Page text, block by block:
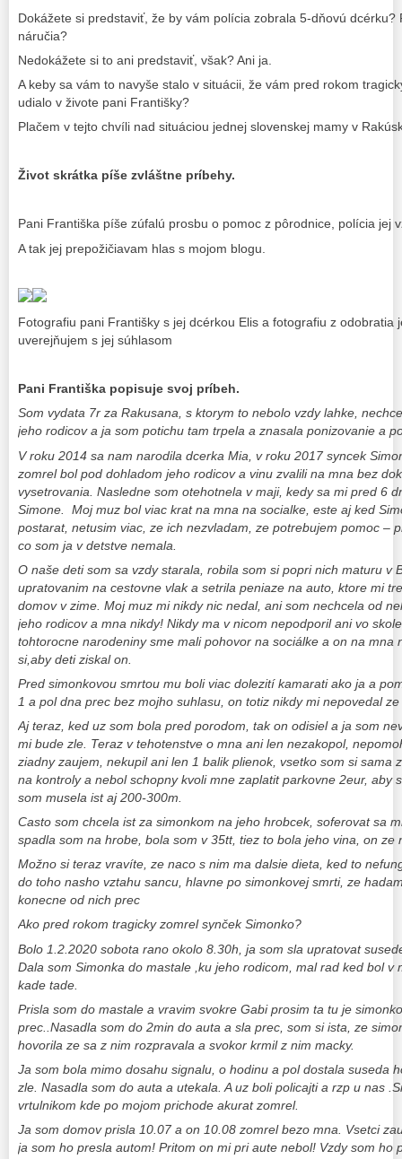
Dokážete si predstaviť, že by vám polícia zobrala 5-dňovú dcérku?
náručia?
Nedokážete si to ani predstaviť, však? Ani ja.
A keby sa vám to navyše stalo v situácii, že vám pred rokom
udialo v živote pani Františky?
Plačem v tejto chvíli nad situáciou jednej slovenskej mamy v
Život skrátka píše zvláštne príbehy.
Pani Františka píše zúfalú prosbu o pomoc z pôrodnice, polícia jej
A tak jej prepožičiavam hlas s mojom blogu.
Fotografiu pani Františky s jej dcérkou Elis a fotografiu z odobratia
uverejňujem s jej súhlasom
Pani Františka popisuje svoj príbeh.
Som vydata 7r za Rakusana, s ktorym to nebolo vzdy lahke,
jeho rodicov a ja som potichu tam trpela a znasala ponizovanie a
V roku 2014 sa nam narodila dcerka Mia, v roku 2017 syncek
zomrel bol pod dohladom jeho rodicov a vinu zvalili na mna bez
vysetrovania. Nasledne som otehotnela v maji, kedy sa mi pred 6
Simone. Moj muz bol viac krat na mna na socialke, este aj ked
postarat, netusim viac, ze ich nezvladam, ze potrebujem pomoc –
co som ja v detstve nemala.
O naše deti som sa vzdy starala, robila som si popri nich maturu v
upratovanim na cestovne vlak a setrila peniaze na auto, ktore mi
domov v zime. Moj muz mi nikdy nic nedal, ani som nechcela od
jeho rodicov a mna nikdy! Nikdy ma v nicom nepodporil ani vo
tohtorocne narodeniny sme mali pohovor na sociálke a on na mna
si,aby deti ziskal on.
Pred simonkovou smrtou mu boli viac dolezití kamarati ako ja a
1 a pol dna prec bez mojho suhlasu, on totiz nikdy mi nepovedal
Aj teraz, ked uz som bola pred porodom, tak on odisiel a ja som
mi bude zle. Teraz v tehotenstve o mna ani len nezakopol,
ziadny zaujem, nekupil ani len 1 balik plienok, vsetko som si sama
na kontroly a nebol schopny kvoli mne zaplatit parkovne 2eur, aby
som musela ist aj 200-300m.
Casto som chcela ist za simonkom na jeho hrobcek, soferovat sa
spadla som na hrobe, bola som v 35tt, tiez to bola jeho vina, on
Možno si teraz vravíte, ze naco s nim ma dalsie dieta, ked to
do toho nasho vztahu sancu, hlavne po simonkovej smrti, ze
konecne od nich prec
Ako pred rokom tragicky zomrel synček Simonko?
Bolo 1.2.2020 sobota rano okolo 8.30h, ja som sla upratovat
Dala som Simonka do mastale ,ku jeho rodicom, mal rad ked bol v
kade tade.
Prisla som do mastale a vravim svokre Gabi prosim ta tu je
prec..Nasadla som do 2min do auta a sla prec, som si ista, ze
hovorila ze sa z nim rozpravala a svokor krmil z nim macky.
Ja som bola mimo dosahu signalu, o hodinu a pol dostala suseda
zle. Nasadla som do auta a utekala. A uz boli policajti a rzp u nas
vrtulnikom kde po mojom prichode akurat zomrel.
Ja som domov prisla 10.07 a on 10.08 zomrel bezo mna. Vsetci
ja som ho presla autom! Pritom on mi pri aute nebol! Vzdy som ho